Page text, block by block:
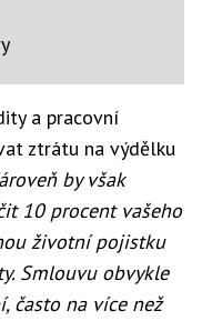
pojistek
jednotek,
pak o mimořádný
a pracovní
ztrátu na výdělku
by však
10 procent vašeho
životní pojistku
Smlouvu obvykle
často na více než